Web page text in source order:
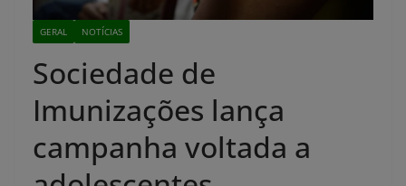
GERAL NOTÍCIAS
Sociedade de
Imunizações lança
campanha voltada a